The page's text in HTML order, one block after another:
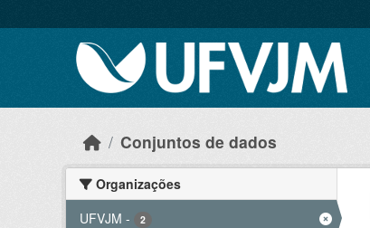
Conjuntos de dados
Organizações
UFVJM - 2